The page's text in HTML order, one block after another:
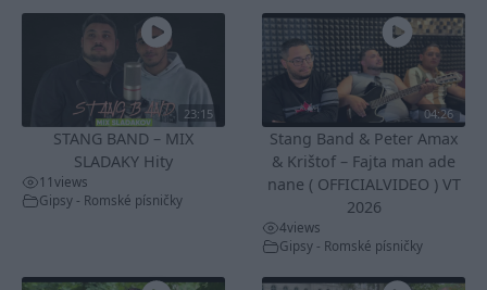
23:15
STANG BAND – MIX
SLADAKY Hity
11views
Gipsy - Romské písničky
04:26
Stang Band & Peter Amax
& Krištof – Fajta man ade
nane ( OFFICIALVIDEO ) VT
2026
4views
Gipsy - Romské písničky